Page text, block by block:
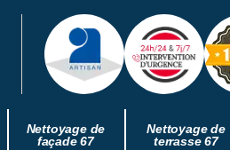
Nettoyage de
façade 67
Nettoyage de
terrasse 67